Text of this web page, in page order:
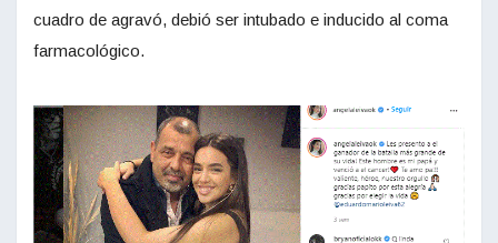
cuadro de agravó, debió ser intubado e inducido al coma
farmacológico.